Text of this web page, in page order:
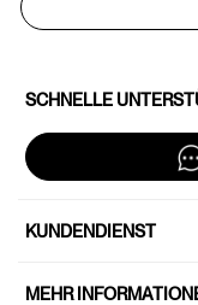
SCHNELLE
KUNDENDIENST
MEHR